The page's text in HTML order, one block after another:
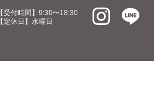
【受付時間】9:30〜18:30
【定休日】水曜日